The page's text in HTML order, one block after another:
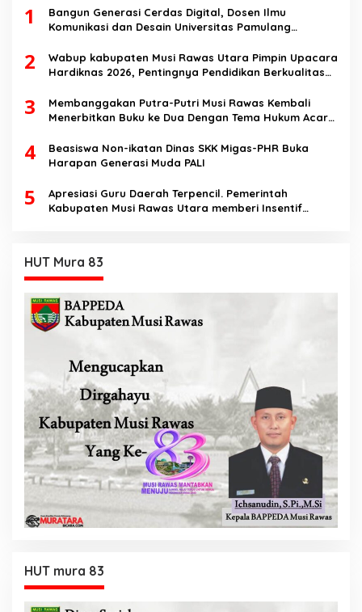
1
Bangun Generasi Cerdas Digital, Dosen Ilmu
Komunikasi dan Desain Universitas Pamulang
Speech di SMK Ikhlas Jawilan
2
Wabup kabupaten Musi Rawas Utara Pimpin Upacara
Hardiknas 2026, Pentingnya Pendidikan Berkualitas
3
Membanggakan Putra-Putri Musi Rawas Kembali
Menerbitkan Buku ke Dua Dengan Tema Hukum Acara
4
Beasiswa Non-ikatan Dinas SKK Migas-PHR Buka
Harapan Generasi Muda PALI
5
Apresiasi Guru Daerah Terpencil. Pemerintah
Kabupaten Musi Rawas Utara memberi Insentif
HUT Mura 83
HUT mura 83